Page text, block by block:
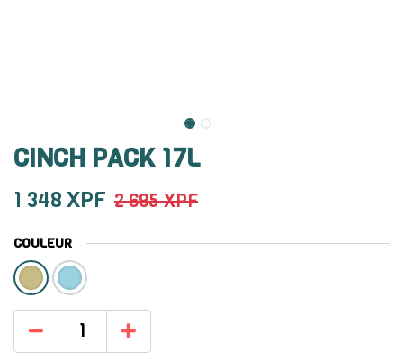
CINCH PACK 17L
1 348XPF 2 695XPF
COULEUR